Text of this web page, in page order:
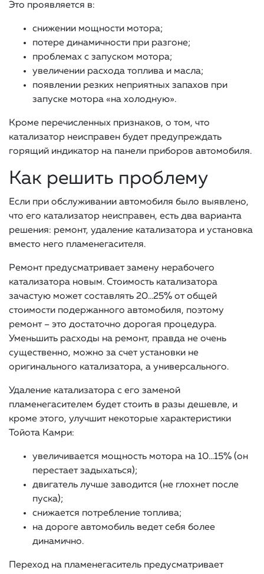
Это проявляется в:
снижении мощности мотора;
потере динамичности при разгоне;
проблемах с запуском мотора;
увеличении расхода топлива и масла;
появлении резких неприятных запахов при
запуске мотора «на холодную».
Кроме перечисленных признаков, о том, что
катализатор неисправен будет предупреждать
горящий индикатор на панели приборов автомобиля.
Как решить проблему
Если при обслуживании автомобиля было выявлено,
что его катализатор неисправен, есть два варианта
решения: ремонт, удаление катализатора и установка
вместо него пламенегасителя.
Ремонт предусматривает замену нерабочего
катализатора новым. Стоимость катализатора
зачастую может составлять 20…25% от общей
стоимости подержанного автомобиля, поэтому
ремонт – это достаточно дорогая процедура.
Уменьшить расходы на ремонт, правда не очень
существенно, можно за счет установки не
оригинального катализатора, а универсального.
Удаление катализатора с его заменой
пламенегасителем будет стоить в разы дешевле, и
кроме этого, улучшит некоторые характеристики
Тойота Камри:
увеличивается мощность мотора на 10…15% (он
перестает задыхаться);
двигатель лучше заводится (не глохнет после
пуска);
снижается потребление топлива;
на дороге автомобиль ведет себя более
динамично.
Переход на пламенегаситель предусматривает